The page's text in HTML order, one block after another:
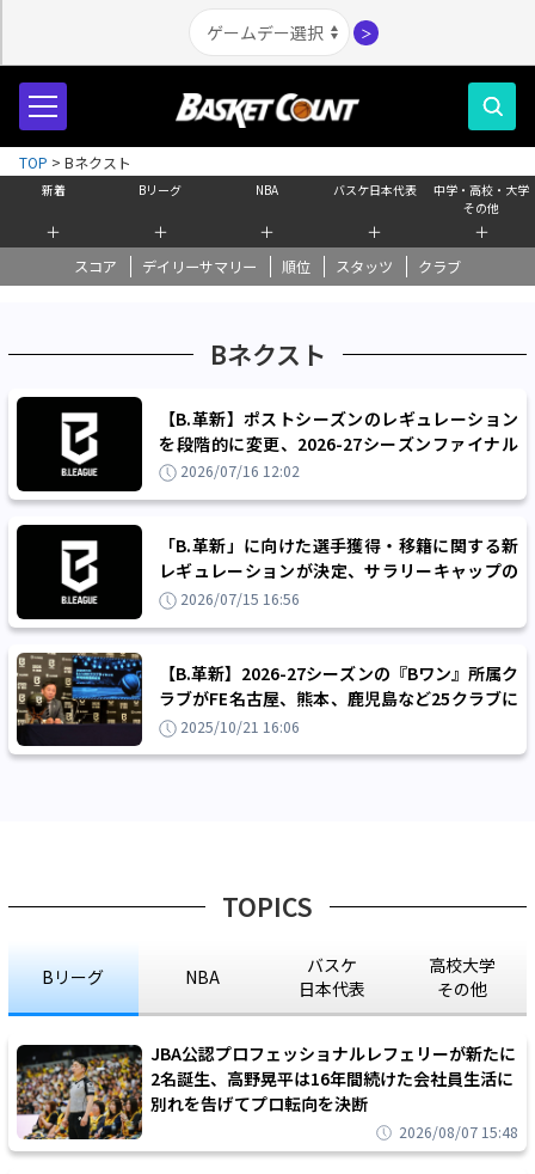
＞
新着
＋
Bリーグ
＋
NBA
＋
バスケ日本代表
＋
中学・高校・大学
その他
＋
スコア デイリーサマリー 順位 スタッツ クラブ
TOP > Bネクスト
Bネクスト
【B.革新】ポストシーズンのレギュレーション
を段階的に変更、2026-27シーズンファイナル
はホーム＆アウェーの3戦先勝方式に
2026/07/16 12:02
「B.革新」に向けた選手獲得・移籍に関する新
レギュレーションが決定、サラリーキャップの
緩和措置やドラフト外選手に関する要件を新設
2026/07/15 16:56
【B.革新】2026-27シーズンの『Bワン』所属ク
ラブがFE名古屋、熊本、鹿児島など25クラブに
決定、Bネクストはわずか3クラブに
2025/10/21 16:06
TOPICS
Bリーグ NBA
バスケ
日本代表
高校大学
その他
JBA公認プロフェッショナルレフェリーが新たに
2名誕生、高野晃平は16年間続けた会社員生活に
別れを告げてプロ転向を決断
2026/08/07 15:48